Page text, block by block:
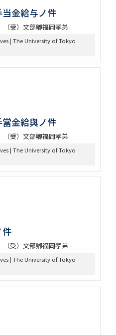
金給与ノ件
（受）文部卿福岡孝弟
| The University of Tokyo
金給與ノ件
（受）文部卿福岡孝弟
| The University of Tokyo
件
（受）文部卿福岡孝弟
| The University of Tokyo